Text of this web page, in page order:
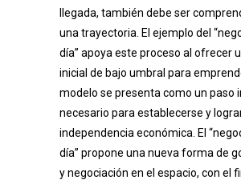
llegada, también debe ser
una trayectoria. El ejemplo del
día” apoya este proceso al ofrecer
inicial de bajo umbral para
modelo se presenta como un paso
necesario para establecerse y
independencia económica. El
día” propone una nueva forma de
y negociación en el espacio, con el